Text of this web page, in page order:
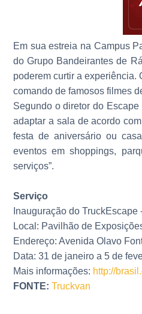
Em sua estreia na Campus
do Grupo Bandeirantes de
poderem curtir a experiência.
comando de famosos filmes
Segundo o diretor do
adaptar a sala de acordo
festa de aniversário ou
eventos em shoppings,
serviços”.
Serviço
Inauguração do
Local: Pavilhão de
Endereço: Avenida Olavo
Data: 31 de janeiro a 5 de
Mais informações: http://
FONTE: Truckvan